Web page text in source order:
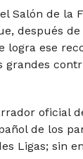
Salón de la
después
logra ese
grandes
oficial
de los
Ligas; sin